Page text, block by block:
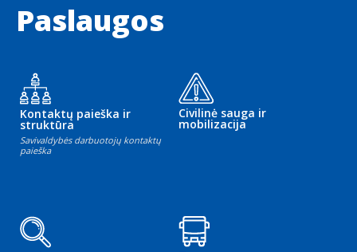
Paslaugos
Kontaktų paieška ir
struktūra
Savivaldybės darbuotojų kontaktų
paieška
Civilinė sauga ir
mobilizacija